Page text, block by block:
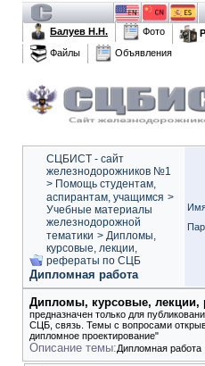
Балуев Н.Н.
Фото
Файлы
Объявления
СЦБИСТ - сайт
железнодорожников №1
> Помощь студентам,
аспирантам, учащимся >
Учебные материалы
железнодорожной
тематики > Дипломы,
курсовые, лекции,
рефераты по СЦБ
Дипломная работа
Дипломы, курсовые,
предназначен только для
СЦБ, связь. Темы с вопросами
дипломное проектирование"
Описание темы:Дипломная работа